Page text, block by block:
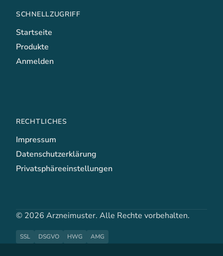
SCHNELLZUGRIFF
Startseite
Produkte
Anmelden
RECHTLICHES
Impressum
Datenschutzerklärung
Privatsphäreeinstellungen
© 2026 Arzneimuster. Alle Rechte vorbehalten.
SSL DSGVO HWG AMG